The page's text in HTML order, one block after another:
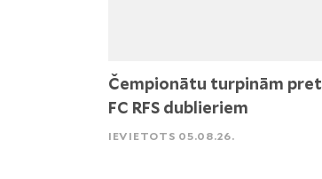
Čempionātu turpinām pret
FC RFS dublieriem
IEVIETOTS 05.08.26.